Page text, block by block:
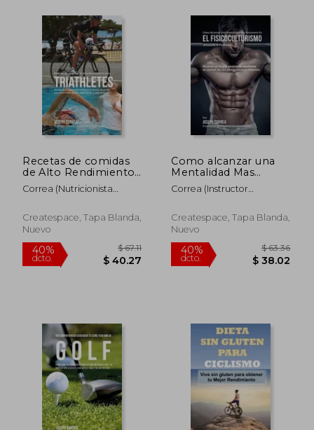
45%
dcto. $ 13.21
45%
dcto.
45%
dcto. $ 35.68
40%
Recetas de comidas
de Alto Rendimiento
para triatletas:
Aumente el musculo
de grasa para estar
mas rapido, mas
Correa (Nutricionista
Createspace, Tapa Blanda,
Nuevo
Como alcanzar una
Mentalidad Mas
Resistente en el
Fisicoculturismo
Meditacion: Alcance
su mayor potencial
de sus pen
Correa (Instructor
Createspace, Tapa Blanda,
Nuevo